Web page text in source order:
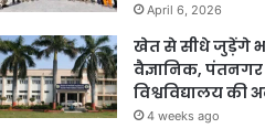
April 6, 2026
खेत से सीधे जुड़ेंगे
वैज्ञानिक, पंतनगर
विश्वविद्यालय की
4 weeks ago